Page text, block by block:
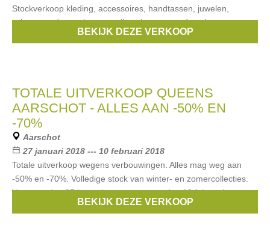
Stockverkoop kleding, accessoires, handtassen, juwelen,
schoenen, decoratie, etc... alles uit voorgaande seizoenen met
BEKIJK DEZE VERKOOP
TOTALE UITVERKOOP QUEENS
AARSCHOT - ALLES AAN -50% EN
-70%
Aarschot
27 januari 2018 --- 10 februari 2018
Totale uitverkoop wegens verbouwingen. Alles mag weg aan
-50% en -70%. Volledige stock van winter- en zomercollecties.
Van zaterdag 27 januari tot en met zaterdag 10 februari.
,Vero Moda,Vila , Geisha,Ichi
BEKIJK DEZE VERKOOP